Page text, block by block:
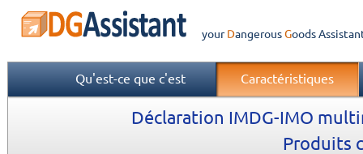
your Dangerous Goods
Qu'est-ce que c'est Caractéristiques
Déclaration IMDG-IMO
Produits